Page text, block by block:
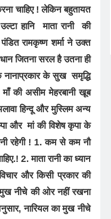
चाहिए ! लेकिन बहुतायत
हानि माता रानी की
रामकृष्ण शर्मा ने उक्त
जितना सरल है उतना ही
नानाप्रकार के सुख समृद्धि
की असीम मेहरबानी खूब
हिन्दू और मुस्लिम अन्य
और मां की विशेष कृपा के
रहेगी ! 1. कम से कम नौ
2. माता रानी का ध्यान
और किसी प्रकार की
नीचे की ओर नहीं रखना
नारियल का मुख नीचे
पौधे लगाने के लिए नगर
पेड़ों का ही कर दिया
1 day ago